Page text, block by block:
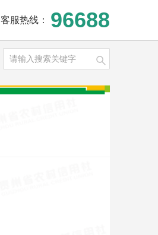
客服热线： 96688